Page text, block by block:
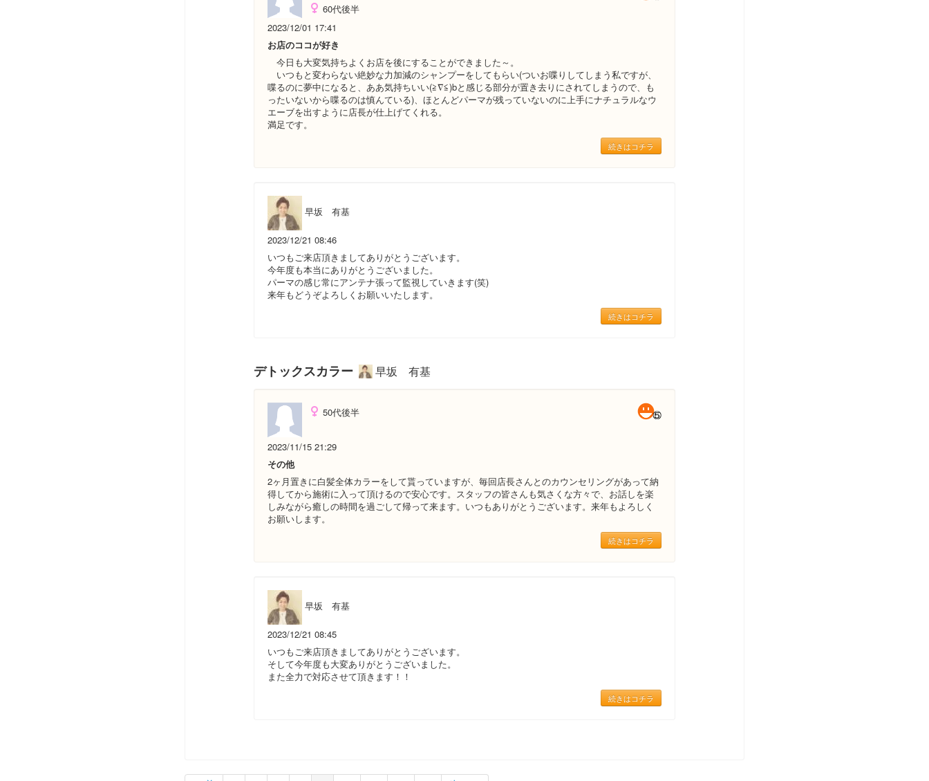
60代後半
2023/12/01 17:41
お店のココが好き
今日も大変気持ちよくお店を後にすることができました～。
いつもと変わらない絶妙な力加減のシャンプーをしてもらい(ついお喋りしてしまう私ですが、
喋るのに夢中になると、ああ気持ちいい(≧∇≦)bと感じる部分が置き去りにされてしまうので、も
ったいないから喋るのは慎んている)、ほとんどパーマが残っていないのに上手にナチュラルなウ
エーブを出すように店長が仕上げてくれる。
満足です。
続きはコチラ
早坂 有基
2023/12/21 08:46
いつもご来店頂きましてありがとうございます。
今年度も本当にありがとうございました。
パーマの感じ常にアンテナ張って監視していきます(笑)
来年もどうぞよろしくお願いいたします。
続きはコチラ
デトックスカラー 早坂 有基
50代後半
2023/11/15 21:29
その他
2ヶ月置きに白髪全体カラーをして貰っていますが、毎回店長さんとのカウンセリングがあって納
得してから施術に入って頂けるので安心です。スタッフの皆さんも気さくな方々で、お話しを楽
しみながら癒しの時間を過ごして帰って来ます。いつもありがとうございます。来年もよろしく
お願いします。
続きはコチラ
早坂 有基
2023/12/21 08:45
いつもご来店頂きましてありがとうございます。
そして今年度も大変ありがとうございました。
また全力で対応させて頂きます！！
続きはコチラ